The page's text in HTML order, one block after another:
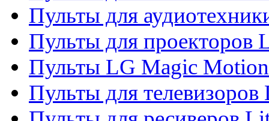
Пульты для
Пульты для проекторов
Пульты LG Magic Motion
Пульты для